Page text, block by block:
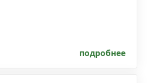
подробнее